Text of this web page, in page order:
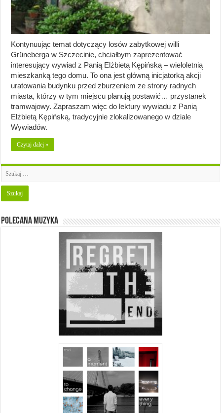
Kontynuując temat dotyczący losów zabytkowej willi
Grüneberga w Szczecinie, chciałbym zaprezentować
interesujący wywiad z Panią Elżbietą Kępińską – wieloletnią
mieszkanką tego domu. To ona jest główną inicjatorką akcji
uratowania budynku przed zburzeniem ze strony radnych
miasta, którzy w tym miejscu planują postawić… przystanek
tramwajowy. Zapraszam więc do lektury wywiadu z Panią
Elżbietą Kępińską, tradycyjnie zlokalizowanego w dziale
Wywiadów.
Czytaj dalej »
Polecana muzyka